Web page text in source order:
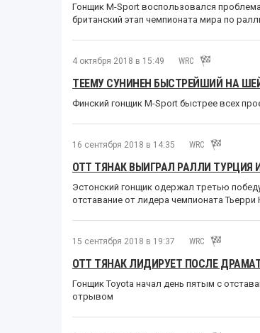
Гонщик M-Sport воспользовался
британский этап чемпионата мира по
4 октября 2018 в 15:49 WRC
ТЕЕМУ СУНИНЕН БЫСТРЕЙШИЙ НА
Финский гонщик M-Sport быстрее всех
16 сентября 2018 в 14:35 WRC
ОТТ ТЯНАК ВЫИГРАЛ РАЛЛИ ТУРЦИЯ
Эстонский гонщик одержал третью
отставание от лидера чемпионата Тьерри
15 сентября 2018 в 19:37 WRC
ОТТ ТЯНАК ЛИДИРУЕТ ПОСЛЕ
Гонщик Toyota начал день пятым с
отрывом